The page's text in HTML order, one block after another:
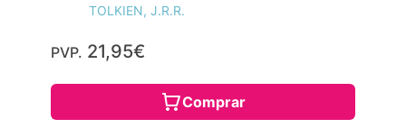
TOLKIEN, J.R.R.
PVP. 21,95€
Comprar